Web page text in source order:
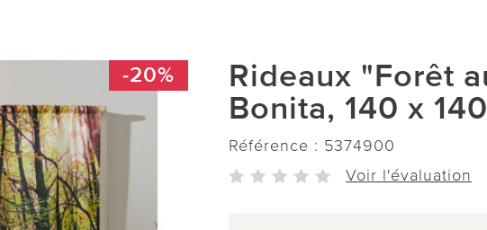
-20%
Rideaux "Forêt
Bonita, 140 x
Référence : 5374900
Voir l'évaluation